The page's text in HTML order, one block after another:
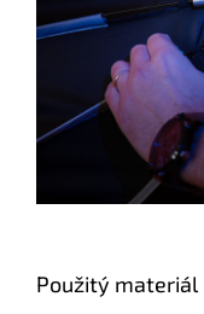
Použitý materiál